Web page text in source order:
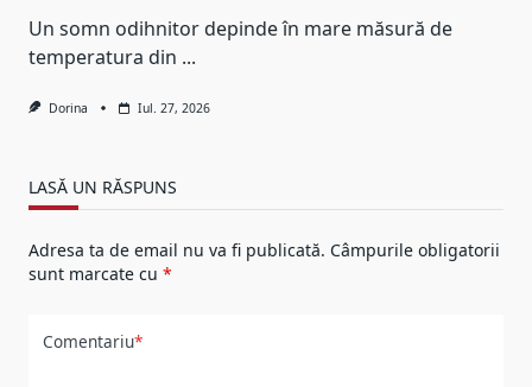
Un somn odihnitor depinde în mare măsură de
temperatura din ...
Dorina Iul. 27, 2026
LASĂ UN RĂSPUNS
Adresa ta de email nu va fi publicată. Câmpurile obligatorii
sunt marcate cu *
Comentariu*